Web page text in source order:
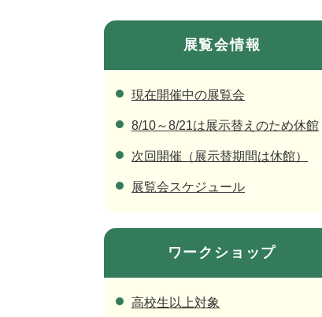
展覧会情報
現在開催中の展覧会
8/10～8/21は展示替えのため休館
次回開催（展示替期間は休館）
展覧会スケジュール
ワークショップ
高校生以上対象